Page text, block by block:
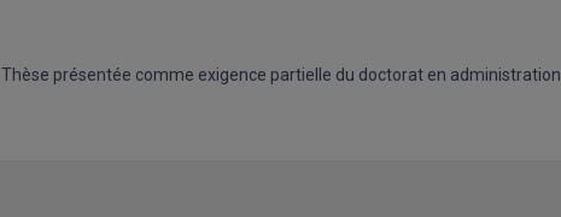
Thèse présentée comme exigence partielle du doctorat en administration